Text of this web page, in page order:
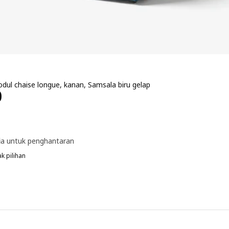
chaise longue, kanan, Samsala biru gelap
RM 350
untuk penghantaran
pilihan
Sarung modul chaise longue, kanan, Samsala kelabu kuning